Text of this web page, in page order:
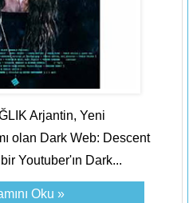
Arjantin, Yeni
olan Dark Web: Descent
Youtuber'ın Dark...
Oku »